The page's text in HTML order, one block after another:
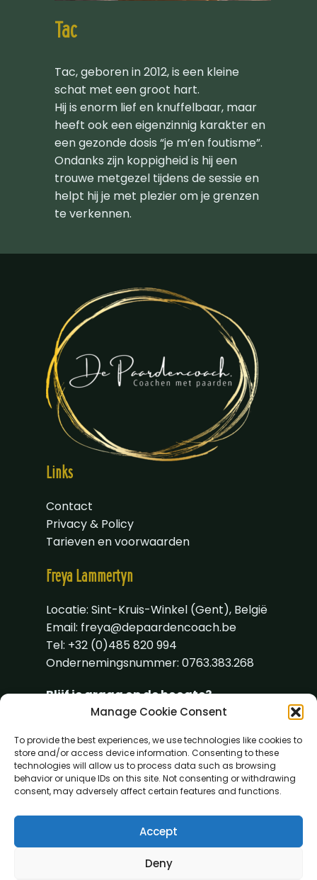
Manage Cookie Consent
To provide the best experiences, we use technologies like cookies to
store and/or access device information. Consenting to these
technologies will allow us to process data such as browsing
behavior or unique IDs on this site. Not consenting or withdrawing
consent, may adversely affect certain features and functions.
Accept
Deny
Tac
Tac, geboren in 2012, is een kleine
schat met een groot hart.
Hij is enorm lief en knuffelbaar, maar
heeft ook een eigenzinnig karakter en
een gezonde dosis “je m’en foutisme”.
Ondanks zijn koppigheid is hij een
trouwe metgezel tijdens de sessie en
helpt hij je met plezier om je grenzen
te verkennen.
Links
Contact
Privacy & Policy
Tarieven en voorwaarden
Freya Lammertyn
Locatie: Sint-Kruis-Winkel (Gent), België
Email: freya@depaardencoach.be
Tel: +32 (0)485 820 994
Ondernemingsnummer: 0763.383.268
Blijf je graag op de hoogte?